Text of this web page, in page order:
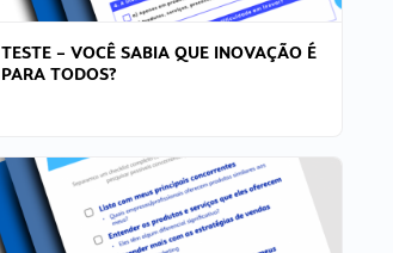
TESTE – VOCÊ SABIA QUE INOVAÇÃO É
PARA TODOS?